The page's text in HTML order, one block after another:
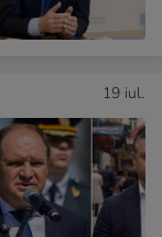
19 iul.